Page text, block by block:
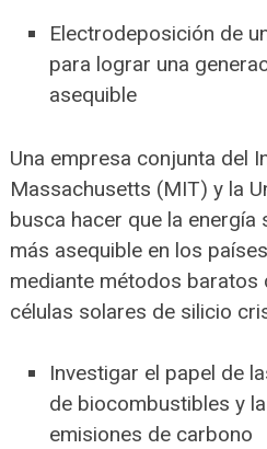
Electrodeposición de
para lograr una
asequible
Una empresa conjunta del
Massachusetts (MIT) y la
busca hacer que la
más asequible en los
mediante métodos baratos
células solares de silicio
Investigar el papel de
de biocombustibles y
emisiones de carbono